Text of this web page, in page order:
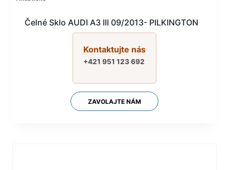
Čelné Sklo AUDI A3 III 09/2013- PILKINGTON
Kontaktujte nás
+421 951 123 692
ZAVOLAJTE NÁM